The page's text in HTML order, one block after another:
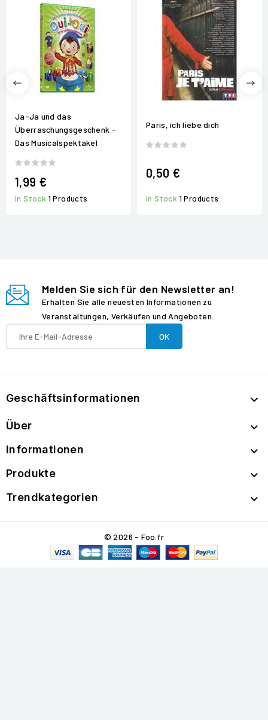
Ja-Ja und das
Überraschungsgeschenk -
Das Musicalspektakel
1,99 €
In Stock 1 Products
Paris, ich liebe dich
0,50 €
In Stock 1 Products
Melden Sie sich für den Newsletter an!
Erhalten Sie alle neuesten Informationen zu
Veranstaltungen, Verkäufen und Angeboten.
Geschäftsinformationen 
Über 
Informationen 
Produkte 
Trendkategorien 
© 2026 - Foo.fr